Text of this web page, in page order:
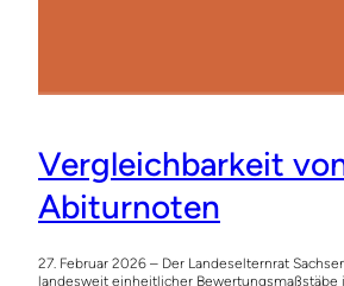
Vergleichbarkeit
Abiturnoten
27. Februar 2026 – Der Landeselternrat
landesweit einheitlicher Bewertungsmaßstäbe